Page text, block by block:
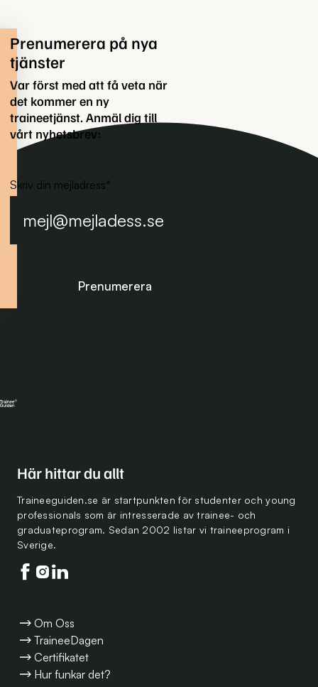
Prenumerera på nya
tjänster
Var först med att få veta när
det kommer en ny
traineetjänst. Anmäl dig till
vårt nyhetsbrev:
Skriv din mejladress*
Här hittar du allt
Traineeguiden.se är startpunkten för studenter och young
professionals som är intresserade av trainee- och
graduateprogram. Sedan 2002 listar vi traineeprogram i
Sverige.
Följ oss på facebook
Följ oss på instagram
Följ oss på linkedin
Om Oss
TraineeDagen
Certifikatet
Hur funkar det?